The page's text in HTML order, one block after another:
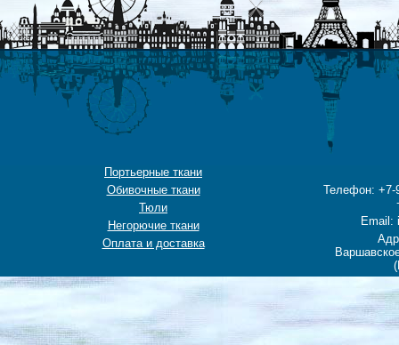
Портьерные ткани
Обивочные ткани
Тюли
Негорючие ткани
Оплата и доставка
Телефон: +7-
Email: